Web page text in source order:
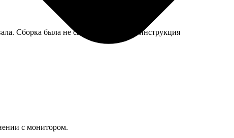
Сборка была не самой простой, но инструкция
с монитором.